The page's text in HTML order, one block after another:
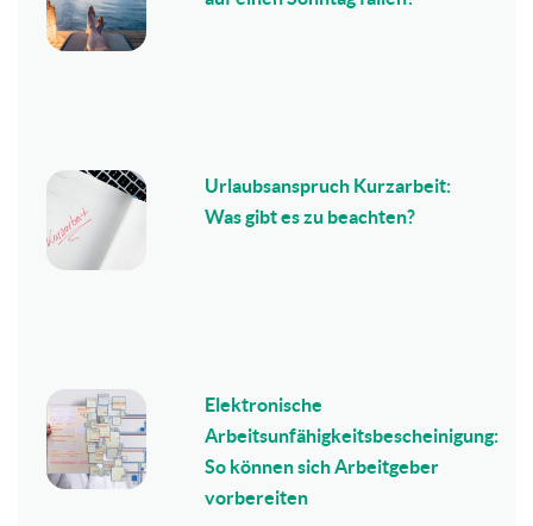
Urlaubsanspruch Kurzarbeit:
Was gibt es zu beachten?
Elektronische
Arbeitsunfähigkeitsbescheinigung:
So können sich Arbeitgeber
vorbereiten